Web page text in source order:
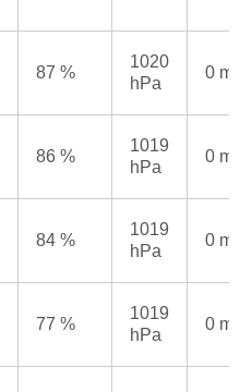
87 %
1020
hPa
0
86 %
1019
hPa
0
84 %
1019
hPa
0
77 %
1019
hPa
0